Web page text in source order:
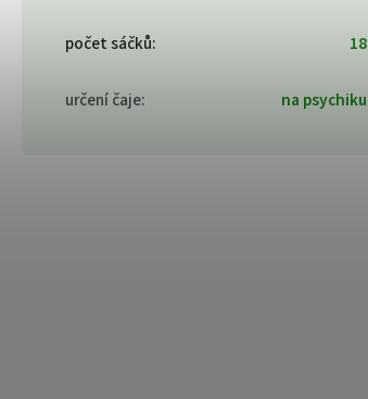
počet sáčků: 18
určení čaje: na psychiku